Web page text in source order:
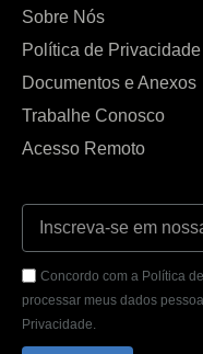
Sobre Nós
Política de Privacidade
Documentos e Anexos
Trabalhe Conosco
Acesso Remoto
Concordo com a Política
processar meus dados
Privacidade.